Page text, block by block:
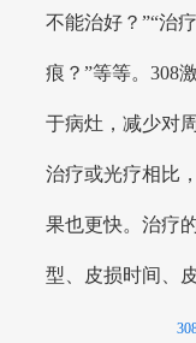
不能治好？”“治
痕？”等等。308
于病灶，减少对
治疗或光疗相比
果也更快。治疗
型、皮损时间、